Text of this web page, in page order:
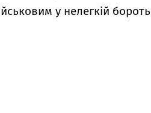
у нелегкій